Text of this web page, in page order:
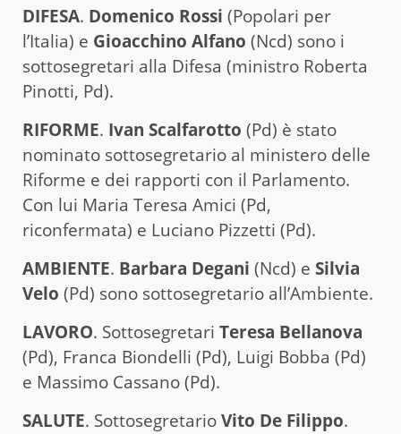
DIFESA. Domenico Rossi (Popolari per
l’Italia) e Gioacchino Alfano (Ncd) sono i
sottosegretari alla Difesa (ministro Roberta
Pinotti, Pd).
RIFORME. Ivan Scalfarotto (Pd) è stato
nominato sottosegretario al ministero delle
Riforme e dei rapporti con il Parlamento.
Con lui Maria Teresa Amici (Pd,
riconfermata) e Luciano Pizzetti (Pd).
AMBIENTE. Barbara Degani (Ncd) e Silvia
Velo (Pd) sono sottosegretario all’Ambiente.
LAVORO. Sottosegretari Teresa Bellanova
(Pd), Franca Biondelli (Pd), Luigi Bobba (Pd)
e Massimo Cassano (Pd).
SALUTE. SottosegretarioVito De Filippo.